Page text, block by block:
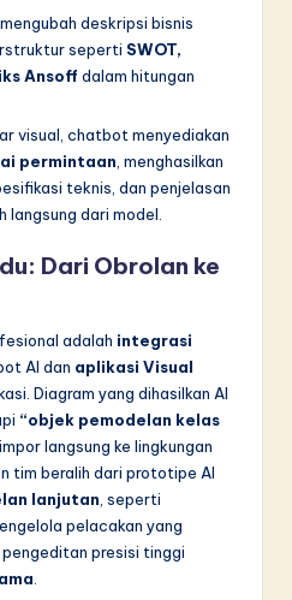
deskripsi bisnis
seperti SWOT,
Ansoff dalam hitungan
visual, chatbot menyediakan
permintaan, menghasilkan
teknis, dan penjelasan
langsung dari model.
Dari Obrolan ke
adalah integrasi
AI dan aplikasi Visual
Diagram yang dihasilkan AI
“objek pemodelan kelas
langsung ke lingkungan
tim beralih dari prototipe AI
lanjutan, seperti
pelacakan yang
presisi tinggi
.